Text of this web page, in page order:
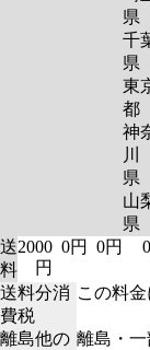
県
千
県
東
都
神
川
県
山
県
送
料
2000
円
0円 0円
送料分消
費税
この料
離島他の 離島・